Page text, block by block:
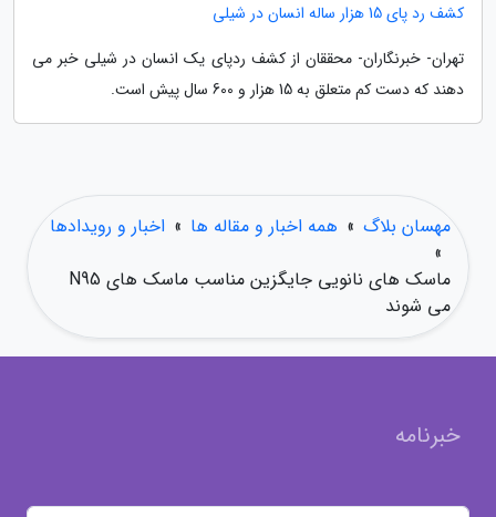
کشف رد پای 15 هزار ساله انسان در شیلی
تهران- خبرنگاران- محققان از کشف ردپای یک انسان در شیلی خبر می
دهند که دست کم متعلق به 15 هزار و 600 سال پیش است.
مهسان بلاگ » همه اخبار و مقاله ها » اخبار و رویدادها
»
ماسک های نانویی جایگزین مناسب ماسک های N95
می شوند
خبرنامه